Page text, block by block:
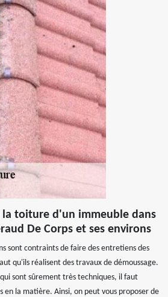
la toiture d'un immeuble dans
De Corps et ses environs
sont contraints de faire des entretiens des
qu'ils réalisent des travaux de démoussage.
sont sûrement très techniques, il faut
en la matière. Ainsi, on peut vous proposer de